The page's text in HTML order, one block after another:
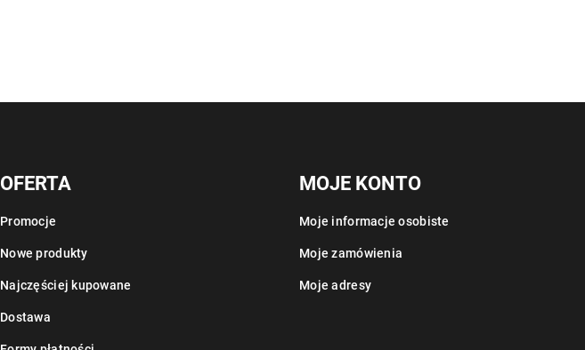
OFERTA
Promocje
Nowe produkty
Najczęściej kupowane
Dostawa
MOJE KONTO
Moje informacje osobiste
Moje zamówienia
Moje adresy